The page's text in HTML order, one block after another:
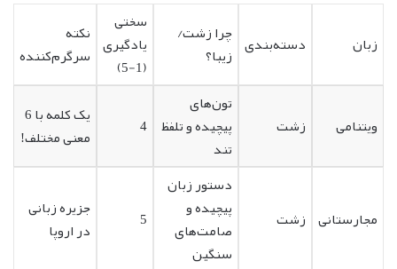
زبان دسته‌بندی چرا زشت/
زیبا؟
سختی
یادگیری
(1-5)
نکته
سرگرم‌کننده
ویتنامی زشت
تون‌های
پیچیده و تلفظ
تند
4
یک کلمه با 6
معنی مختلف!
مجارستانی زشت
دستور زبان
پیچیده و
صامت‌های
سنگین
5
جزیره زبانی
در اروپا